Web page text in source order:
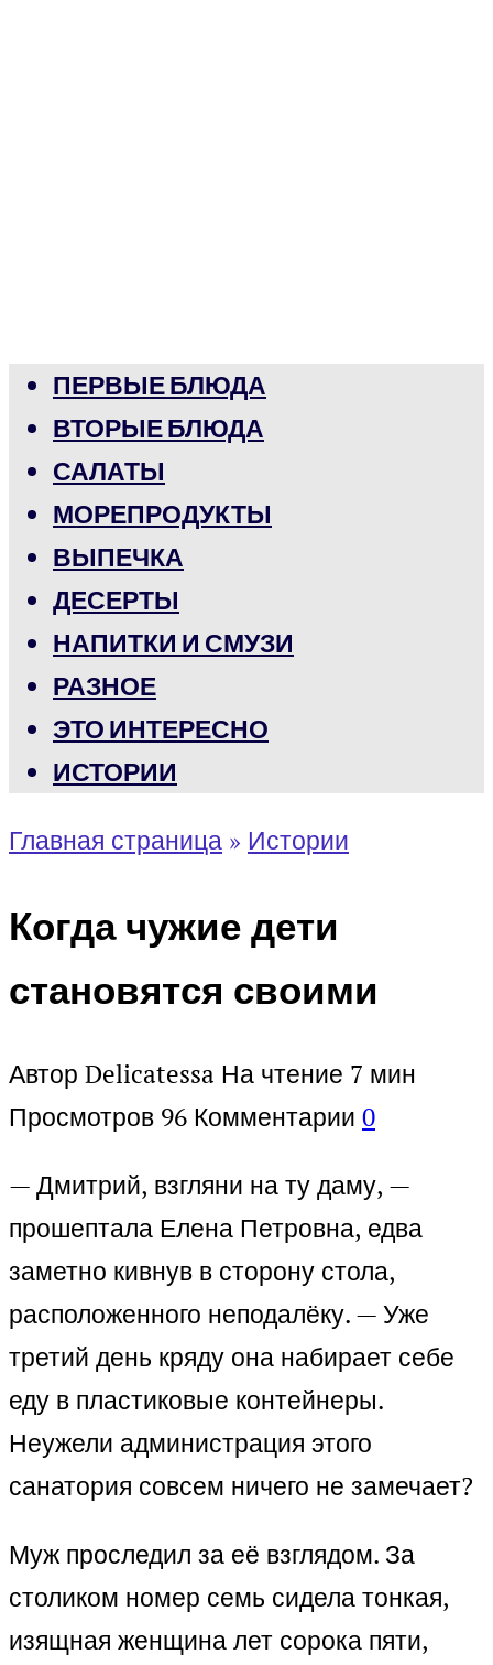
ПЕРВЫЕ БЛЮДА
ВТОРЫЕ БЛЮДА
САЛАТЫ
МОРЕПРОДУКТЫ
ВЫПЕЧКА
ДЕСЕРТЫ
НАПИТКИ И СМУЗИ
РАЗНОЕ
ЭТО ИНТЕРЕСНО
ИСТОРИИ
Главная страница » Истории
Когда чужие дети
становятся своими
Автор Delicatessa На чтение 7 мин
Просмотров 96 Комментарии 0
— Дмитрий, взгляни на ту даму, —
прошептала Елена Петровна, едва
заметно кивнув в сторону стола,
расположенного неподалёку. — Уже
третий день кряду она набирает себе
еду в пластиковые контейнеры.
Неужели администрация этого
санатория совсем ничего не замечает?
Муж проследил за её взглядом. За
столиком номер семь сидела тонкая,
изящная женщина лет сорока пяти,